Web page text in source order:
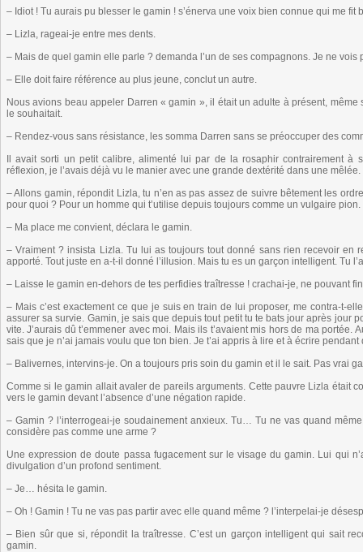
– Idiot ! Tu aurais pu blesser le gamin ! s’énerva une voix bien connue qui me fit
– Lizla, rageai-je entre mes dents.
– Mais de quel gamin elle parle ? demanda l’un de ses compagnons. Je ne vois
– Elle doit faire référence au plus jeune, conclut un autre.
Nous avions beau appeler Darren « gamin », il était un adulte à présent,
le souhaitait.
– Rendez-vous sans résistance, les somma Darren sans se préoccuper des
Il avait sorti un petit calibre, alimenté lui par de la rosaphir contrairement à
réflexion, je l’avais déjà vu le manier avec une grande dextérité dans une mêlée.
– Allons gamin, répondit Lizla, tu n’en as pas assez de suivre bêtement les
pour quoi ? Pour un homme qui t’utilise depuis toujours comme un vulgaire pion.
– Ma place me convient, déclara le gamin.
– Vraiment ? insista Lizla. Tu lui as toujours tout donné sans rien recevoir en
apporté. Tout juste en a-t-il donné l’illusion. Mais tu es un garçon intelligent. Tu
– Laisse le gamin en-dehors de tes perfidies traîtresse ! crachai-je, ne pouvant
– Mais c’est exactement ce que je suis en train de lui proposer, me contra-t-
assurer sa survie. Gamin, je sais que depuis tout petit tu te bats jour après jour
vite. J’aurais dû t’emmener avec moi. Mais ils t’avaient mis hors de ma
sais que je n’ai jamais voulu que ton bien. Je t’ai appris à lire et à écrire
– Balivernes, intervins-je. On a toujours pris soin du gamin et il le sait. Pas vrai
Comme si le gamin allait avaler de pareils arguments. Cette pauvre Lizla était
vers le gamin devant l’absence d’une négation rapide.
– Gamin ? l’interrogeai-je soudainement anxieux. Tu… Tu ne vas quand
considère pas comme une arme ?
Une expression de doute passa fugacement sur le visage du gamin. Lui qui
divulgation d’un profond sentiment.
– Je… hésita le gamin.
– Oh ! Gamin ! Tu ne vas pas partir avec elle quand même ? l’interpelai-je
– Bien sûr que si, répondit la traîtresse. C’est un garçon intelligent qui sait
gamin.